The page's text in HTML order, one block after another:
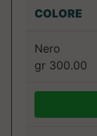
COLORE
Nero
gr 300.00